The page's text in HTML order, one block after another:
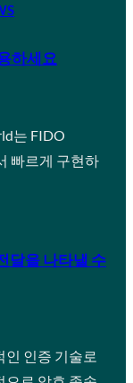
하세요
는 FIDO
빠르게 구현하
달을 나타낼 수
인 인증 기술로